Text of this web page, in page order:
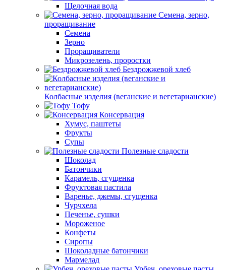
Щелочная вода
Семена, зерно,
проращивание
Семена
Зерно
Проращиватели
Микрозелень, проростки
Бездрожжевой хлеб
Колбасные изделия (веганские и вегетарианские)
Тофу
Консервация
Хумус, паштеты
Фрукты
Супы
Полезные сладости
Шоколад
Батончики
Карамель, сгущенка
Фруктовая пастила
Варенье, джемы, сгущенка
Чурчхела
Печенье, сушки
Мороженое
Конфеты
Сиропы
Шоколадные батончики
Мармелад